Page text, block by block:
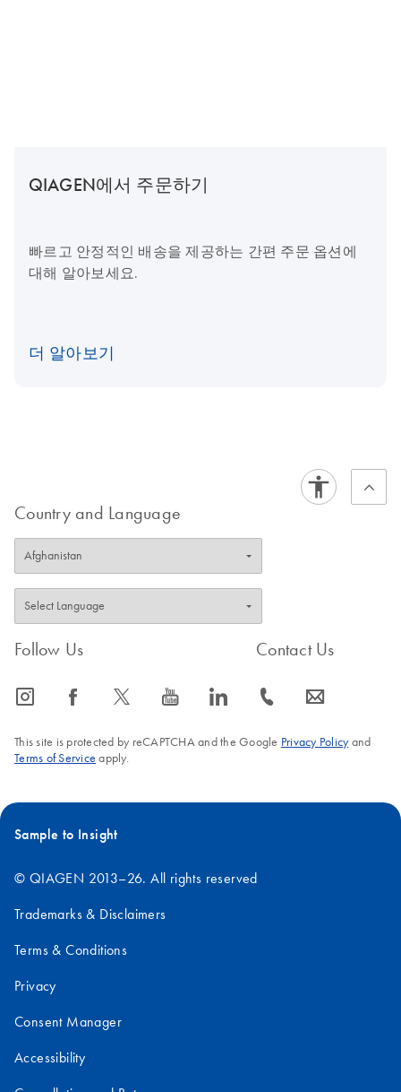
QIAGEN에서 주문하기
빠르고 안정적인 배송을 제공하는 간편 주문 옵션에
대해 알아보세요.
더 알아보기
Country and Language
Follow Us
icon_0065_instagram-s icon_0064_facebook-s icon_0340_cc_gen_x-s icon_0077_youtube-s icon_0066_linkedin-s
Contact Us
icon_0072_phone-s icon_0063_envelope-s
This site is protected by reCAPTCHA and the Google Privacy Policyand
Terms of Service apply.
Sample to Insight
© QIAGEN 2013–26. All rights reserved
Trademarks & Disclaimers
Terms & Conditions
Privacy
Consent Manager
Accessibility